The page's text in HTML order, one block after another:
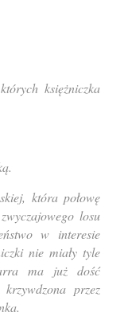
księżniczka
która połowę
losu
w interesie
nie miały tyle
ma już dość
przez